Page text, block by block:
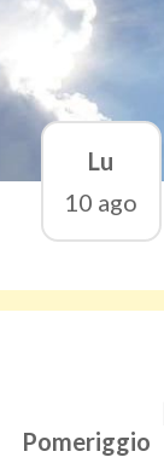
Lu
10 ago
Pomeriggio